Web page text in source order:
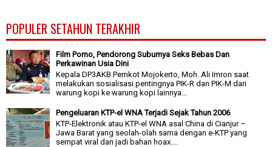
POPULER SETAHUN TERAKHIR
Film Porno, Pendorong Suburnya Seks Bebas Dan
Perkawinan Usia Dini
Kepala DP3AKB Pemkot Mojokerto, Moh. Ali Imron saat
melakukan sosialisasi pentingnya PIK-R dan PIK-M dari
warung kopi ke warung kopi lainnya...
Pengeluaran KTP-el WNA Terjadi Sejak Tahun 2006
KTP-Elektronik atau KTP-el WNA asal China di Cianjur –
Jawa Barat yang seolah-olah sama dengan e-KTP yang
sempat viral dan jadi bahan hoax....